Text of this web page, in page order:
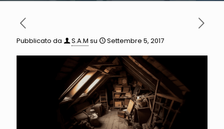
Pubblicato da S.A.M su Settembre 5, 2017